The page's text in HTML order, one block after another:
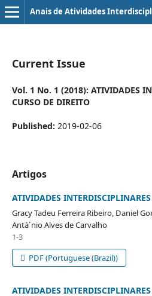
Current Issue
Vol. 1 No. 1 (2018): ATIVIDADES
CURSO DE DIREITO
Published: 2019-02-06
Artigos
ATIVIDADES
Gracy Tadeu Ferreira Ribeiro, Daniel
Antà´nio Alves de Carvalho
1-3
PDF (Portuguese (Brazil))
ATIVIDADES